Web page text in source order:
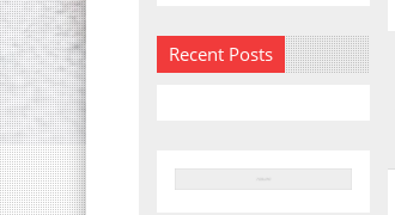
Recent Posts